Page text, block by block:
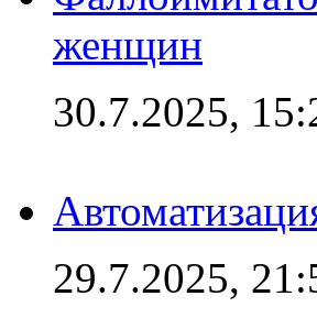
женщин
30.7.2025,
29.7.2025,